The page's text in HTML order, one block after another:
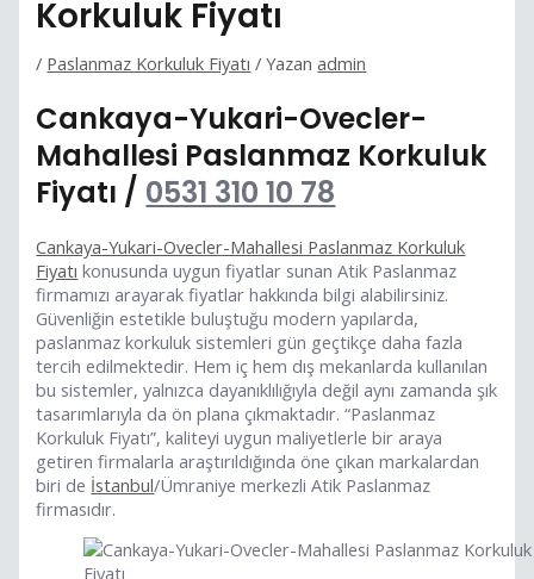
Korkuluk Fiyatı
/ Paslanmaz Korkuluk Fiyatı / Yazan admin
Cankaya-Yukari-Ovecler-
Mahallesi Paslanmaz Korkuluk
Fiyatı / 0531 310 10 78
Cankaya-Yukari-Ovecler-Mahallesi Paslanmaz Korkuluk
Fiyatı konusunda uygun fiyatlar sunan Atik Paslanmaz
firmamızı arayarak fiyatlar hakkında bilgi alabilirsiniz.
Güvenliğin estetikle buluştuğu modern yapılarda,
paslanmaz korkuluk sistemleri gün geçtikçe daha fazla
tercih edilmektedir. Hem iç hem dış mekanlarda kullanılan
bu sistemler, yalnızca dayanıklılığıyla değil aynı zamanda şık
tasarımlarıyla da ön plana çıkmaktadır. “Paslanmaz
Korkuluk Fiyatı”, kaliteyi uygun maliyetlerle bir araya
getiren firmalarla araştırıldığında öne çıkan markalardan
biri de İstanbul/Ümraniye merkezli Atik Paslanmaz
firmasıdır.